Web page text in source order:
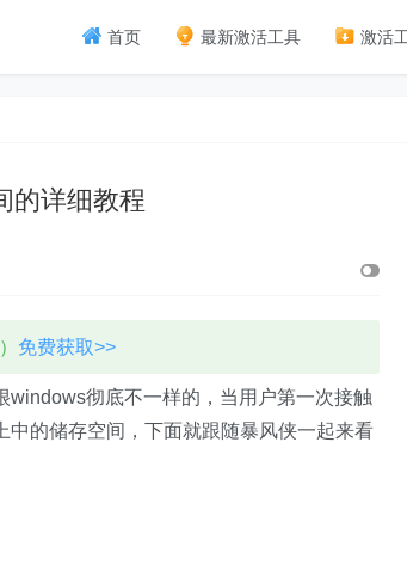
首页 最新激活工具 激活
的详细教程
免费获取>>
彻底不一样的，当用户第一次接触
中的储存空间，下面就跟随暴风侠一起来看